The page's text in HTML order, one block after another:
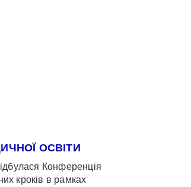
ОСВІТИ
Конференція
кроків в рамках